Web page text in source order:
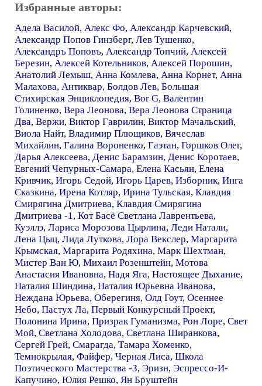
Избранные авторы:
Адела Василой, Алекс Фо, Александр Карчевский,
Александр Попов Гинзберг, Лев Тушенко,
Александръ Поповъ, Александр Топчий, Алексей
Березин, Алексей Котельников, Алексей Порошин,
Анатолий Лемыш, Анна Комлева, Анна Корнет, Анна
Малахова, Антиквар, Болдов Лев, Большая
Стихирская Энциклопедия, Bor G, Валентин
Голиненко, Вера Леонова, Вера Леонова Страница
Два, Вержи, Виктор Гаврилин, Виктор Мачальский,
Виола Найт, Владимир Плющиков, Вячеслав
Михайлин, Галина Вороненко, Гаэтан, Горшков Олег,
Дарья Алексеева, Денис Барамзин, Денис Коротаев,
Евгений Чепурных-Самара, Елена Касьян, Елена
Кривчик, Игорь Седой, Игорь Царев, Изборник, Инга
Сказкина, Ирена Котляр, Ирина Тульская, Клавдия
Смирягина Дмитриева, Клавдия Смирягина
Дмитриева -1, Кот Басё Светлана Лаврентьева,
Куэллэ, Лариса Морозова Цырлина, Леди Натали,
Лена Цыц, Лида Луткова, Лора Векслер, Маргарита
Крымская, Маргарита Родяхина, Марк Шехтман,
Мистер Ван Ю, Михаил Розенштейн, Мотова
Анастасия Ивановна, Надя Яга, Настоящее Дыхание,
Наталия Шиндина, Наталия Юрьевна Иванова,
Неждана Юрьева, Оберегиня, Олд Гоут, Осеннее
Небо, Пастух Ла, Первый Конкурсный Проект,
Полонина Ирина, Призрак Гуманизма, Рон Лоре, Свет
Мой, Светлана Холодова, Светлана Ширанкова,
Сергей Грей, Смарагда, Тамара Хоменко,
Темнокрылая, Файфер, Черная Лиса, Школа
Поэтического Мастерства -З, Эризн, Эспрессо-И-
Капучино, Юлия Решко, Ян Бруштейн